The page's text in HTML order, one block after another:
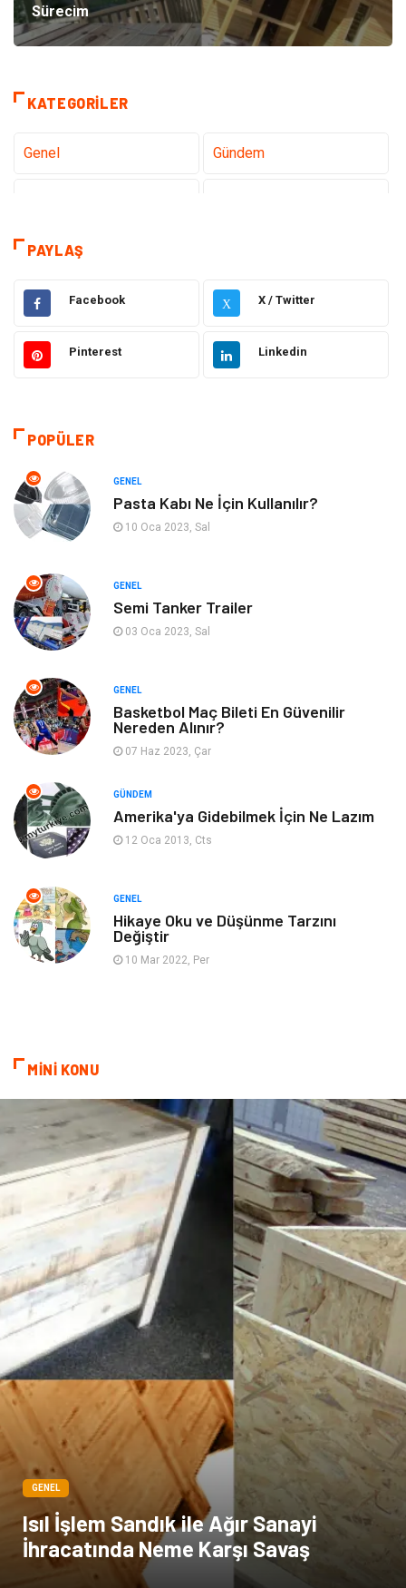
Sürecim
KATEGORILER
Genel Gündem
Tatil
Eğitim Gıda
Hukuk Elektrik Elektronik
Makine
Kültür
Güzellik & Bakım
Finans & Ekonomi
Bilgisayar & Yazılım Mobilya
Bebek Giyim Moda
Blogroll
Markalar
Restaurant
Tarih
PAYLAŞ
Facebook X X / Twitter
Pinterest Linkedin
POPÜLER
GENEL
Pasta Kabı Ne İçin Kullanılır?
10 Oca 2023, Sal
GENEL
Semi Tanker Trailer
03 Oca 2023, Sal
GENEL
Basketbol Maç Bileti En Güvenilir
Nereden Alınır?
07 Haz 2023, Çar
GÜNDEM
Amerika'ya Gidebilmek İçin Ne Lazım
12 Oca 2013, Cts
GENEL
Hikaye Oku ve Düşünme Tarzını
Değiştir
10 Mar 2022, Per
MİNİ KONU
GENEL
Isıl İşlem Sandık ile Ağır Sanayi
İhracatında Neme Karşı Savaş